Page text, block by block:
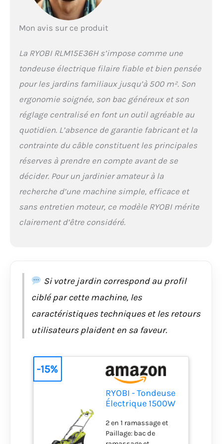
Mon avis sur ce produit
La RYOBI RLM15E36H s’impose comme une
tondeuse électrique filaire fiable et bien pensée
pour les jardins familiaux jusqu’à 500 m². Son
ergonomie soignée, son bac généreux et son
réglage centralisé en font un outil agréable au
quotidien. L’absence de garantie fabricant et la
contrainte du câble constituent les principales
réserves à prendre en compte avant de se
décider. Pour un jardinier amateur à la
recherche d’une machine simple, efficace et
sans entretien moteur, ce modèle RYOBI mérite
clairement d’être considéré.
Si votre jardin correspond au profil
ciblé par cette machine, les
caractéristiques techniques et les retours
utilisateurs plaident en sa faveur.
RYOBI - Tondeuse
Électrique 1500W
Largeur Ø36cm,
Bac Semi-Rigide
2 en 1 ramassage et
Paillage: bac de
-15%